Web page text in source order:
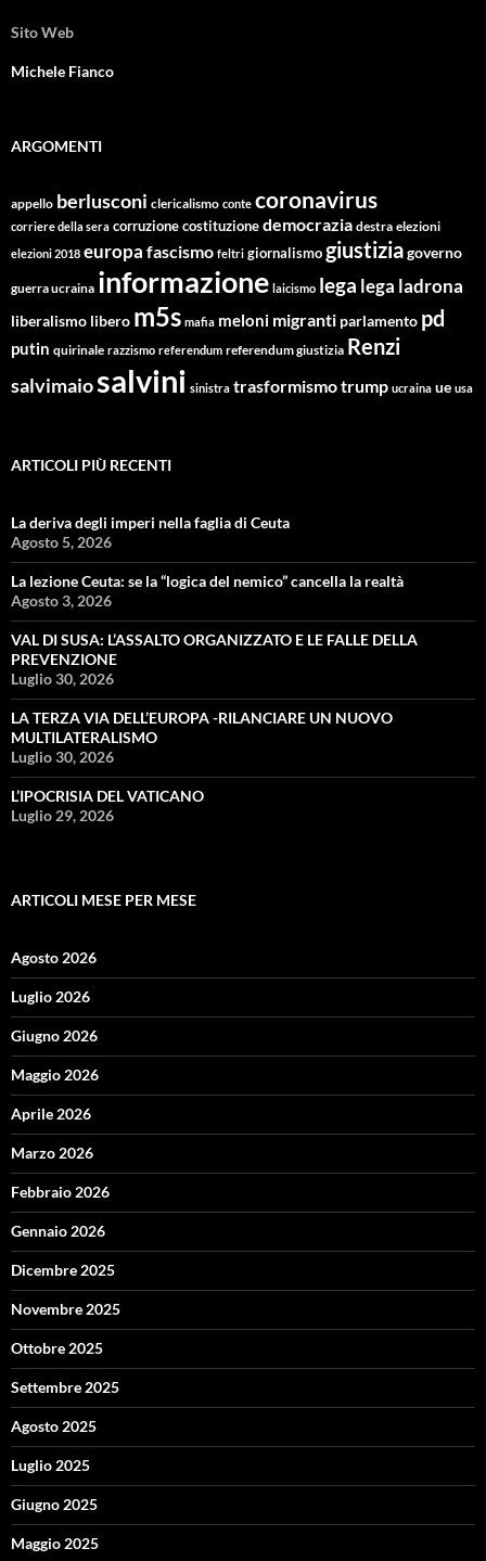
Sito Web
Michele Fianco
ARGOMENTI
appello berlusconi clericalismo conte coronavirus
corriere della sera corruzionecostituzionedemocrazia destra elezioni
elezioni 2018 europa fascismo feltri giornalismogiustiziagoverno
guerra ucraina informazione laicismo lega lega ladrona
liberalismo libero m5s mafia meloni migranti parlamento pd
putin quirinale razzismo referendum referendum giustizia Renzi
salvimaiosalvini sinistra trasformismotrump ucraina ue usa
ARTICOLI PIÙ RECENTI
La deriva degli imperi nella faglia di Ceuta
Agosto 5, 2026
La lezione Ceuta: se la “logica del nemico” cancella la realtà
Agosto 3, 2026
VAL DI SUSA: L’ASSALTO ORGANIZZATO E LE FALLE DELLA
PREVENZIONE
Luglio 30, 2026
LA TERZA VIA DELL’EUROPA -RILANCIARE UN NUOVO
MULTILATERALISMO
Luglio 30, 2026
L’IPOCRISIA DEL VATICANO
Luglio 29, 2026
ARTICOLI MESE PER MESE
Agosto 2026
Luglio 2026
Giugno 2026
Maggio 2026
Aprile 2026
Marzo 2026
Febbraio 2026
Gennaio 2026
Dicembre 2025
Novembre 2025
Ottobre 2025
Settembre 2025
Agosto 2025
Luglio 2025
Giugno 2025
Maggio 2025